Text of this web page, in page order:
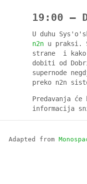
19:00 —
U duhu
n2n u praksi.
strane i kako
dobiti od
supernode
preko n2n
Predavanja
informacija
Adapted from